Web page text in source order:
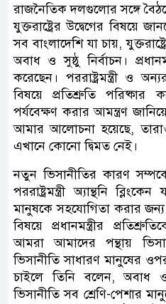
রাজনৈতিক দলগুলোর সঙ্গে
যুক্তরাষ্ট্রের উদ্বেগের বিষয়ে
সব বাংলাদেশি যা চায়,
অবাধ ও সুষ্ঠু নির্বাচন।
করেছেন। পররাষ্ট্রমন্ত্রী ও
বিষয়ে প্রতিশ্রুতি পরিষ্কার
পর্যবেক্ষণ করার আমন্ত্রণ
আমার আলোচনা হয়েছে,
এখানে কোনো দ্বিমত নেই।
নতুন ভিসানীতির কারণ
পররাষ্ট্রমন্ত্রী অ্যান্থনি
মানুষকে সহযোগিতা করার
বিষয়ে প্রধানমন্ত্রীর
আমরা আমাদের পন্থায়
ভিসানীতি সাধারণ মানুষের
চাইলে তিনি বলেন, অবাধ ও
ভিসানীতি সব শ্রেণি-পেশার